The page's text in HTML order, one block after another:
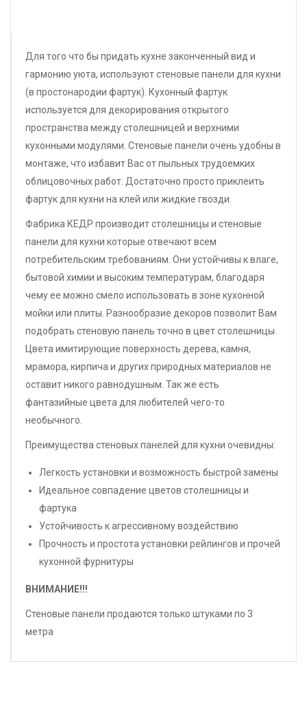
Для того что бы придать кухне законченный вид и
гармонию уюта, используют стеновые панели для кухни
(в простонародии фартук). Кухонный фартук
используется для декорирования открытого
пространства между столешницей и верхними
кухонными модулями. Стеновые панели очень удобны в
монтаже, что избавит Вас от пыльных трудоемких
облицовочных работ. Достаточно просто приклеить
фартук для кухни на клей или жидкие гвозди.
Фабрика КЕДР производит столешницы и стеновые
панели для кухни которые отвечают всем
потребительским требованиям. Они устойчивы к влаге,
бытовой химии и высоким температурам, благодаря
чему ее можно смело использовать в зоне кухонной
мойки или плиты. Разнообразие декоров позволит Вам
подобрать стеновую панель точно в цвет столешницы.
Цвета имитирующие поверхность дерева, камня,
мрамора, кирпича и других природных материалов не
оставит никого равнодушным. Так же есть
фантазийные цвета для любителей чего-то
необычного.
Преимущества стеновых панелей для кухни очевидны:
Легкость установки и возможность быстрой замены
Идеальное совпадение цветов столешницы и
фартука
Устойчивость к агрессивному воздействию
Прочность и простота установки рейлингов и прочей
кухонной фурнитуры
ВНИМАНИЕ!!!
Стеновые панели продаются только штуками по 3
метра